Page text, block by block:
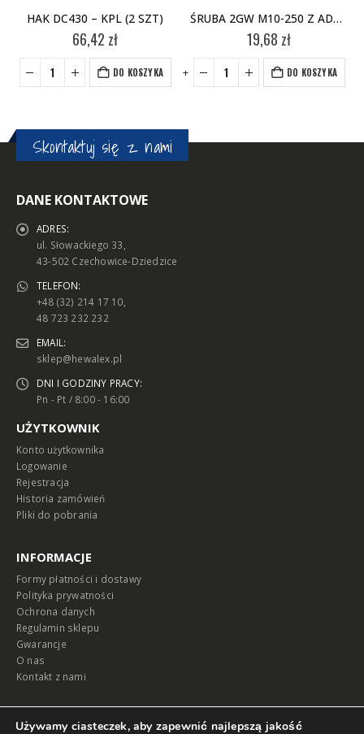
HAK DC430 – KPL (2 SZT)
66,42 zł
DO KOSZYKA
ŚRUBA 2GW M10-250 Z ADAPTEREM
19,68 zł
DO KOSZYKA
- + -
Skontaktuj się z nami
DANE KONTAKTOWE
ADRES:
ul. Słowackiego 33,
43-502 Czechowice-Dziedzice
TELEFON:
+48 (32) 214 17 10,
48 723 232 232
EMAIL:
sklep@hewalex.pl
DNI I GODZINY PRACY:
Pn - Pt / 8:00 - 16:00
UŻYTKOWNIK
Konto użytkownika
Logowanie
Rejestracja
Historia zamówień
Pliki do pobrania
INFORMACJE
Formy płatności i dostawy
Polityka prywatności
Ochrona danych
Regulamin sklepu
Gwarancje
O nas
Kontakt z nami
MAPA
Używamy ciasteczek, aby zapewnić najlepszą jakość